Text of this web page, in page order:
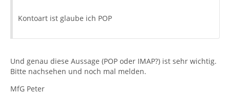
Kontoart ist glaube ich POP
Und genau diese Aussage (POP oder IMAP?) ist sehr wichtig.
Bitte nachsehen und noch mal melden.
MfG Peter